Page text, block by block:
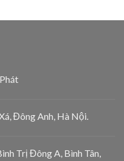
Đông Anh, Hà Nội.
Trị Đông A, Bình Tân,